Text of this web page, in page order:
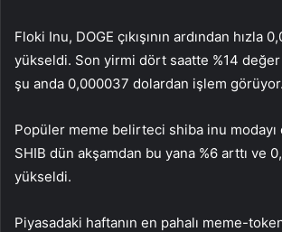
Floki Inu, DOGE çıkışının ardından hızla
yükseldi. Son yirmi dört saatte %14
şu anda 0,000037 dolardan işlem görüyor.
Popüler meme belirteci shiba inu
SHIB dün akşamdan bu yana %6 arttı ve
yükseldi.
Piyasadaki haftanın en pahalı meme-